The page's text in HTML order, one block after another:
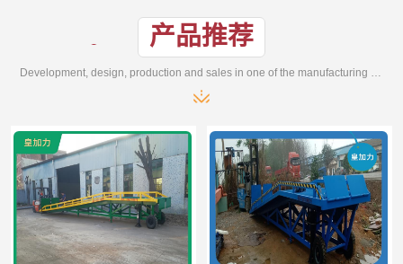
产品推荐